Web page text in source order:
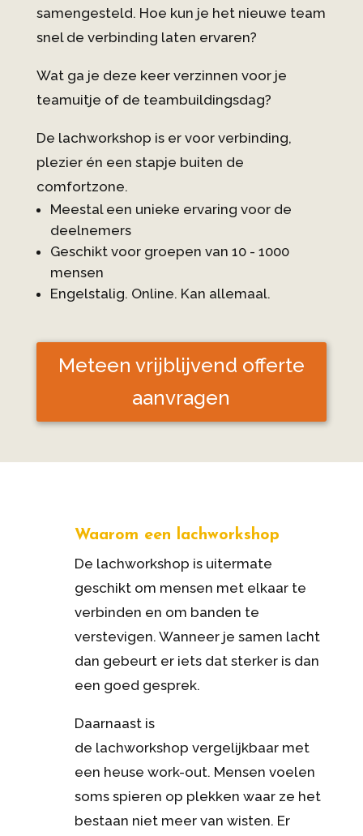
samengesteld. Hoe kun je het nieuwe team
snel de verbinding laten ervaren?
Wat ga je deze keer verzinnen voor je
teamuitje of de teambuildingsdag?
De lachworkshop is er voor verbinding,
plezier én een stapje buiten de
comfortzone.
Meestal een unieke ervaring voor de
deelnemers
Geschikt voor groepen van 10 - 1000
mensen
Engelstalig. Online. Kan allemaal.
Meteen vrijblijvend offerte
aanvragen
Waarom een lachworkshop
De lachworkshop is uitermate
geschikt om mensen met elkaar te
verbinden en om banden te
verstevigen. Wanneer je samen lacht
dan gebeurt er iets dat sterker is dan
een goed gesprek.
Daarnaast is
de lachworkshop vergelijkbaar met
een heuse work-out. Mensen voelen
soms spieren op plekken waar ze het
bestaan niet meer van wisten. Er